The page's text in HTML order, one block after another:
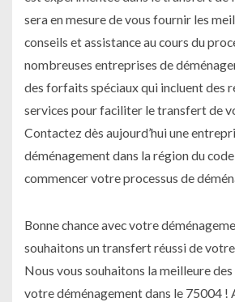
sera en mesure de vous fournir les
conseils et assistance au cours du
nombreuses entreprises de
des forfaits spéciaux qui incluent des
services pour faciliter le transfert de
Contactez dès aujourd’hui une
déménagement dans la région du
commencer votre processus de
Bonne chance avec votre
souhaitons un transfert réussi de
Nous vous souhaitons la meilleure des
votre déménagement dans le 75004 !